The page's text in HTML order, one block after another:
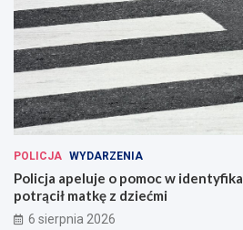
POLICJA WYDARZENIA
Policja apeluje o pomoc w
potrącił matkę z dziećmi
6 sierpnia 2026